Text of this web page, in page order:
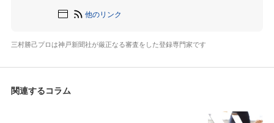
他のリンク
三村勝己プロは神戸新聞社が厳正なる審査をした登録専門家です
関連するコラム